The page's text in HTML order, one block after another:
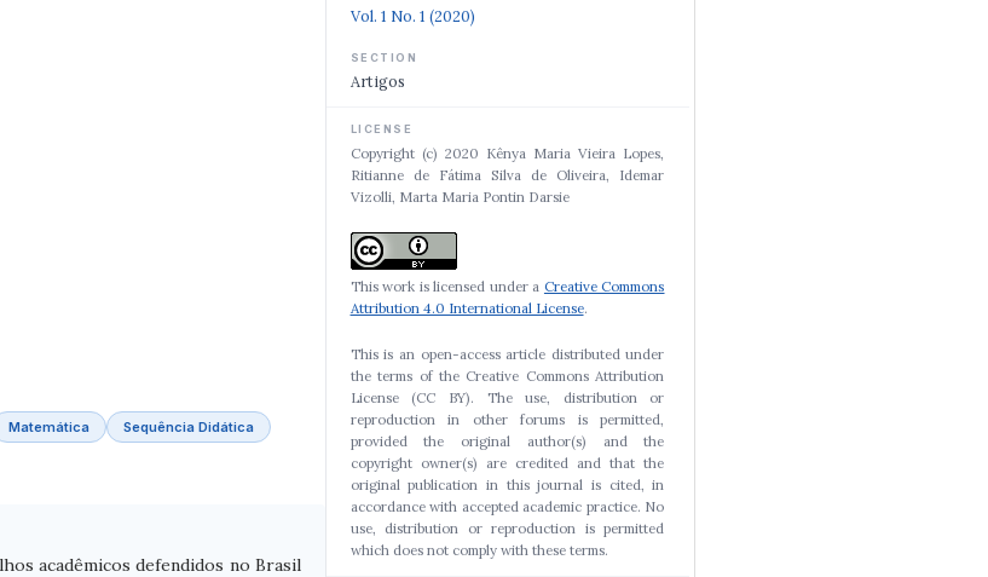
Matemática Sequência Didática
acadêmicos defendidos no Brasil
Vol. 1 No. 1 (2020)
SECTION
Artigos
LICENSE
Copyright (c) 2020 Kênya Maria Vieira Lopes,
Ritianne de Fátima Silva de Oliveira, Idemar
Vizolli, Marta Maria Pontin Darsie
This work is licensed under a Creative Commons
Attribution 4.0 International License.
This is an open-access article distributed under
the terms of the Creative Commons Attribution
License (CC BY). The use, distribution or
reproduction in other forums is permitted,
provided the original author(s) and the
copyright owner(s) are credited and that the
original publication in this journal is cited, in
accordance with accepted academic practice. No
use, distribution or reproduction is permitted
which does not comply with these terms.